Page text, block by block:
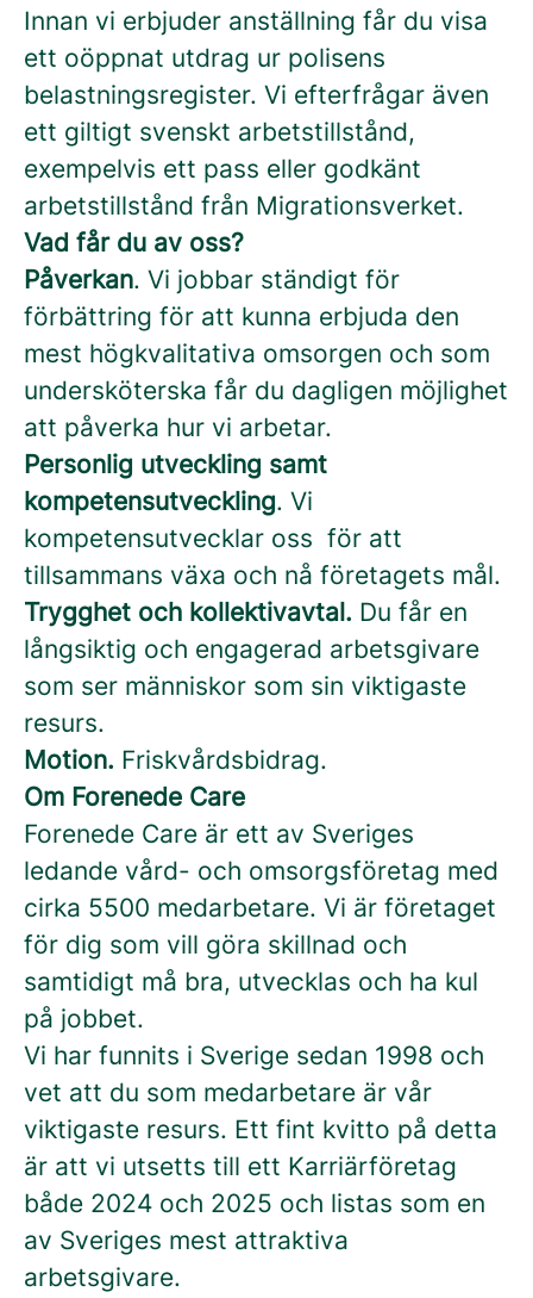
Innan vi erbjuder anställning får du visa
ett oöppnat utdrag ur polisens
belastningsregister. Vi efterfrågar även
ett giltigt svenskt arbetstillstånd,
exempelvis ett pass eller godkänt
arbetstillstånd från Migrationsverket.
Vad får du av oss?
Påverkan. Vi jobbar ständigt för
förbättring för att kunna erbjuda den
mest högkvalitativa omsorgen och som
undersköterska får du dagligen möjlighet
att påverka hur vi arbetar.
Personlig utveckling samt
kompetensutveckling. Vi
kompetensutvecklar oss för att
tillsammans växa och nå företagets mål.
Trygghet och kollektivavtal. Du får en
långsiktig och engagerad arbetsgivare
som ser människor som sin viktigaste
resurs.
Motion. Friskvårdsbidrag.
Om Forenede Care
Forenede Care är ett av Sveriges
ledande vård- och omsorgsföretag med
cirka 5500 medarbetare. Vi är företaget
för dig som vill göra skillnad och
samtidigt må bra, utvecklas och ha kul
på jobbet.
Vi har funnits i Sverige sedan 1998 och
vet att du som medarbetare är vår
viktigaste resurs. Ett fint kvitto på detta
är att vi utsetts till ett Karriärföretag
både 2024 och 2025 och listas som en
av Sveriges mest attraktiva
arbetsgivare.